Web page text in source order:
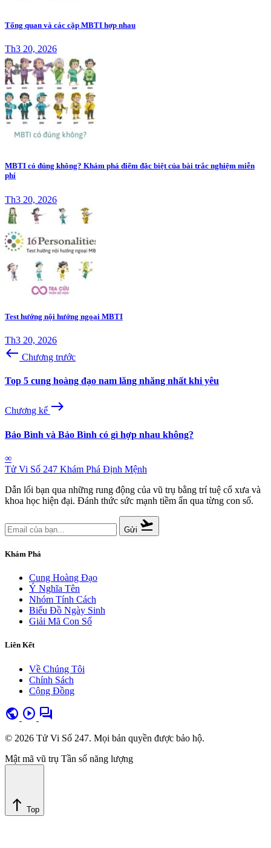
Tổng quan và các cặp MBTI hợp nhau
Th3 20, 2026
MBTI có đúng không? Khám phá điểm đặc biệt của bài trắc nghiệm miễn
phí
Th3 20, 2026
Test hướng nội hướng ngoại MBTI
Th3 20, 2026
west Chương trước
Top 5 cung hoàng đạo nam lăng nhăng nhất khi yêu
Chương kế east
Bảo Bình và Bảo Bình có gì hợp nhau không?
∞
Tử Vi Số 247 Khám Phá Định Mệnh
Dẫn lối bạn qua những rung động của vũ trụ bằng trí tuệ cổ xưa và
khoa học hiện đại. Đánh thức sức mạnh tiềm ẩn qua từng con số.
Gửi flight_takeoff
Khám Phá
Cung Hoàng Đạo
Ý Nghĩa Tên
Nhóm Tính Cách
Biểu Đồ Ngày Sinh
Giải Mã Con Số
Liên Kết
Về Chúng Tôi
Chính Sách
Cộng Đồng
public play_circle forum
© 2026 Tử Vi Số 247. Mọi bản quyền được bảo hộ.
Mật mã vũ trụ Tần số năng lượng
north Top